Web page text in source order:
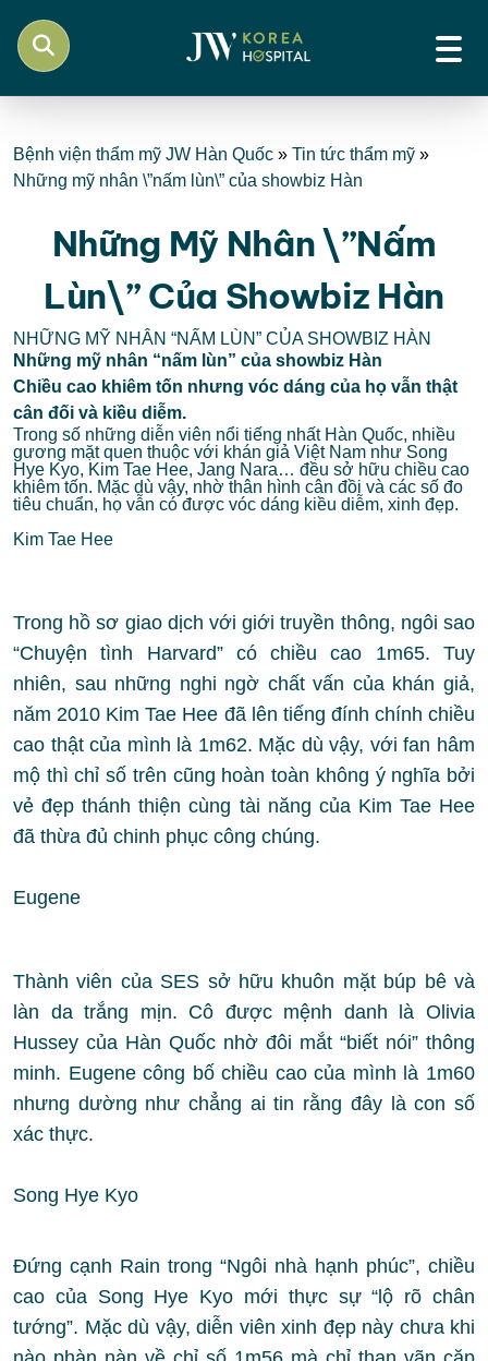
Bệnh viện thẩm mỹ JW Hàn Quốc » Tin tức thẩm mỹ »
Những mỹ nhân \”nấm lùn\” của showbiz Hàn
Những Mỹ Nhân \”nấm
Lùn\” Của Showbiz Hàn
NHỮNG MỸ NHÂN “NẤM LÙN” CỦA SHOWBIZ HÀN
Những mỹ nhân “nấm lùn” của showbiz Hàn
Chiều cao khiêm tốn nhưng vóc dáng của họ vẫn thật
cân đối và kiều diễm.
Trong số những diễn viên nổi tiếng nhất Hàn Quốc, nhiều
gương mặt quen thuộc với khán giả Việt Nam như Song
Hye Kyo, Kim Tae Hee, Jang Nara… đều sở hữu chiều cao
khiêm tốn. Mặc dù vậy, nhờ thân hình cân đồi và các số đo
tiêu chuẩn, họ vẫn có được vóc dáng kiều diễm, xinh đẹp.
Kim Tae Hee
Trong hồ sơ giao dịch với giới truyền thông, ngôi sao
“Chuyện tình Harvard” có chiều cao 1m65. Tuy
nhiên, sau những nghi ngờ chất vấn của khán giả,
năm 2010 Kim Tae Hee đã lên tiếng đính chính chiều
cao thật của mình là 1m62. Mặc dù vậy, với fan hâm
mộ thì chỉ số trên cũng hoàn toàn không ý nghĩa bởi
vẻ đẹp thánh thiện cùng tài năng của Kim Tae Hee
đã thừa đủ chinh phục công chúng.
Eugene
Thành viên của SES sở hữu khuôn mặt búp bê và
làn da trắng mịn. Cô được mệnh danh là Olivia
Hussey của Hàn Quốc nhờ đôi mắt “biết nói” thông
minh. Eugene công bố chiều cao của mình là 1m60
nhưng dường như chẳng ai tin rằng đây là con số
xác thực.
Song Hye Kyo
Đứng cạnh Rain trong “Ngôi nhà hạnh phúc”, chiều
cao của Song Hye Kyo mới thực sự “lộ rõ chân
tướng”. Mặc dù vậy, diễn viên xinh đẹp này chưa khi